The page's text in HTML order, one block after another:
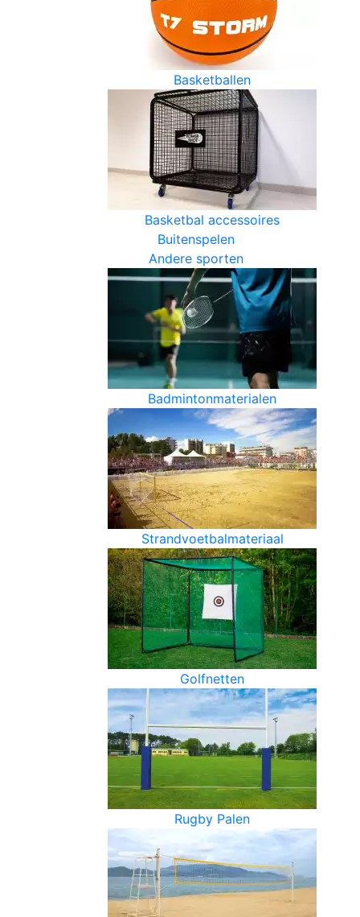
Basketballen
Basketbal accessoires
Buitenspelen
Andere sporten
Badmintonmaterialen
Strandvoetbalmateriaal
Golfnetten
Rugby Palen